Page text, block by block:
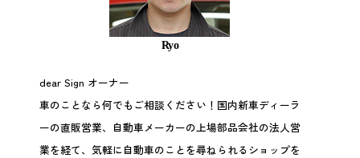
Ryo
dear Sign オーナー
車のことなら何でもご相談ください！国内新車ディーラ
ーの直販営業、自動車メーカーの上場部品会社の法人営
業を経て、気軽に自動車のことを尋ねられるショップを